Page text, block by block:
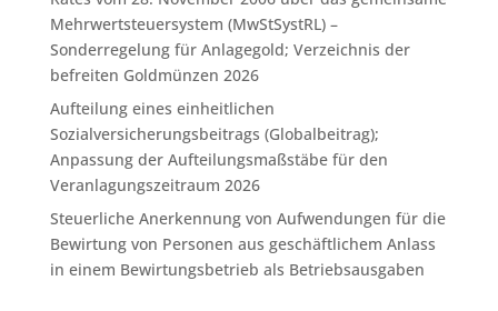
Mehrwertsteuersystem (MwStSystRL) –
Sonderregelung für Anlagegold; Verzeichnis der
befreiten Goldmünzen 2026
Aufteilung eines einheitlichen
Sozialversicherungsbeitrags (Globalbeitrag);
Anpassung der Aufteilungsmaßstäbe für den
Veranlagungszeitraum 2026
Steuerliche Anerkennung von Aufwendungen für die
Bewirtung von Personen aus geschäftlichem Anlass
in einem Bewirtungsbetrieb als Betriebsausgaben